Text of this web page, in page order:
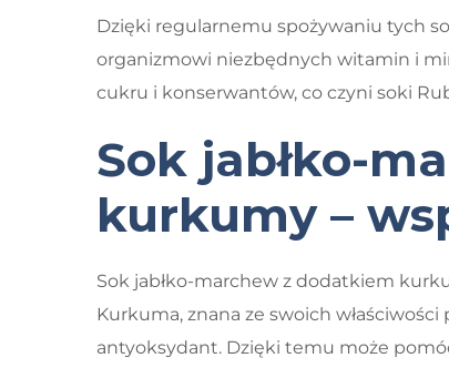
Dzięki regularnemu spożywaniu tych
organizmowi niezbędnych witamin i
cukru i konserwantów, co czyni soki
Sok jabłko-
kurkumy –
Sok jabłko-marchew z dodatkiem
Kurkuma, znana ze swoich
antyoksydant. Dzięki temu może